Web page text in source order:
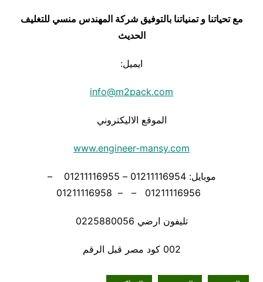
مع تحياتنا و تمنياتنا بالتوفيق شركة المهندس منسي للتغليف
الحديث
ايميل:
info@m2pack.com
الموقع الاليكتروني
www.engineer-mansy.com
موبايل: 01211116954 – 01211116955 –
تليفون ارضي 0225880056
002 كود مصر قبل الرقم